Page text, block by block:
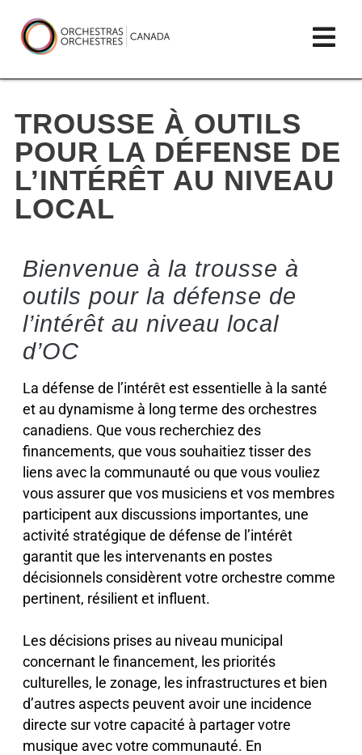
Orchestras
Canada/Orchestres
Canada
TROUSSE À OUTILS
POUR LA DÉFENSE DE
L’INTÉRÊT AU NIVEAU
LOCAL
Bienvenue à la trousse à
outils pour la défense de
l’intérêt au niveau local
d’OC
La défense de l’intérêt est essentielle à la santé
et au dynamisme à long terme des orchestres
canadiens. Que vous recherchiez des
financements, que vous souhaitiez tisser des
liens avec la communauté ou que vous vouliez
vous assurer que vos musiciens et vos membres
participent aux discussions importantes, une
activité stratégique de défense de l’intérêt
garantit que les intervenants en postes
décisionnels considèrent votre orchestre comme
pertinent, résilient et influent.
Les décisions prises au niveau municipal
concernant le financement, les priorités
culturelles, le zonage, les infrastructures et bien
d’autres aspects peuvent avoir une incidence
directe sur votre capacité à partager votre
musique avec votre communauté. En